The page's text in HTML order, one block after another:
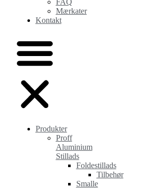
Mærkater
Kontakt
Produkter
Proff
Aluminium
Stillads
Foldestillads
Tilbehør
Smalle